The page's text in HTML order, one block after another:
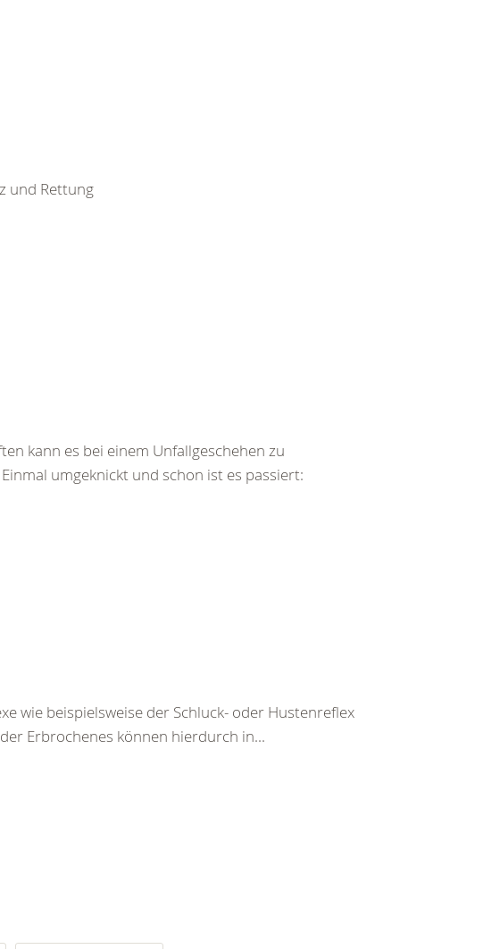
und Rettung
kann es bei einem Unfallgeschehen zu
umgeknickt und schon ist es passiert:
wie beispielsweise der Schluck- oder Hustenreflex
Erbrochenes können hierdurch in...